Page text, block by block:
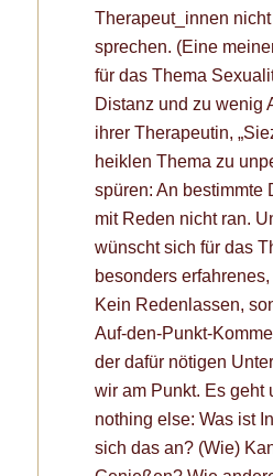
Therapeut_innen
sprechen. (Eine
für das Thema
Distanz und zu wenig
ihrer Therapeutin,
heiklen Thema zu
spüren: An bestimmte
mit Reden nicht ran.
wünscht sich für das
besonders
Kein Redenlassen,
Auf-den-Punkt-
der dafür nötigen
wir am Punkt. Es geht
nothing else: Was ist
sich das an? (Wie)